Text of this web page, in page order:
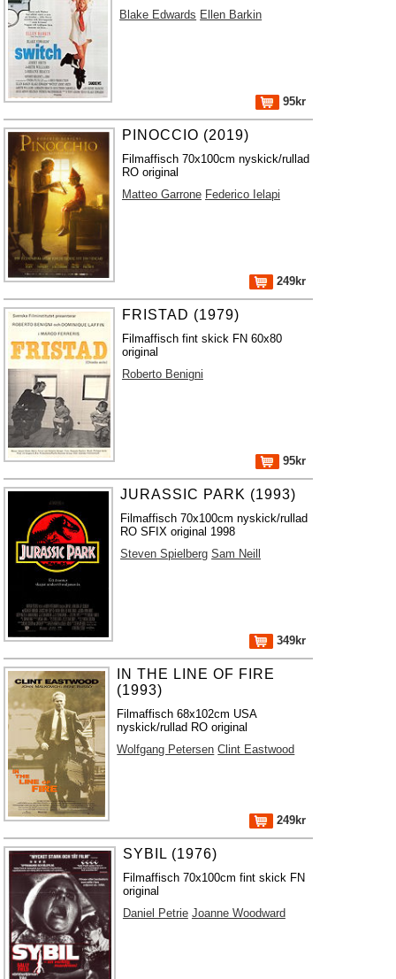
Blake Edwards Ellen Barkin
95kr
PINOCCIO (2019)
Filmaffisch 70x100cm nyskick/rullad
RO original
Matteo Garrone Federico Ielapi
249kr
FRISTAD (1979)
Filmaffisch fint skick FN 60x80
original
Roberto Benigni
95kr
JURASSIC PARK (1993)
Filmaffisch 70x100cm nyskick/rullad
RO SFIX original 1998
Steven Spielberg Sam Neill
349kr
IN THE LINE OF FIRE
(1993)
Filmaffisch 68x102cm USA
nyskick/rullad RO original
Wolfgang Petersen Clint Eastwood
249kr
SYBIL (1976)
Filmaffisch 70x100cm fint skick FN
original
Daniel Petrie Joanne Woodward